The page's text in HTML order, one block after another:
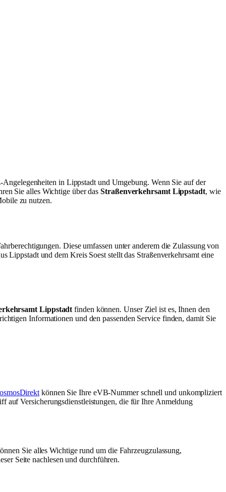
in Lippstadt und Umgebung. Wenn Sie auf der
Sie alles Wichtige über dasStraßenverkehrsamt Lippstadt, wie
zu nutzen.
Diese umfassen unter anderem die Zulassung von
Lippstadt und dem Kreis Soest stellt das Straßenverkehrsamt eine
Lippstadt finden können. Unser Ziel ist es, Ihnen den
Informationen und den passenden Service finden, damit Sie
können Sie Ihre eVB-Nummer schnell und unkompliziert
auf Versicherungsdienstleistungen, die für Ihre Anmeldung
Sie alles Wichtige rund um die Fahrzeugzulassung,
Seite nachlesen und durchführen.